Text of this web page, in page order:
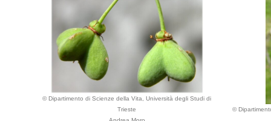
© Dipartimento di Scienze della Vita, Università degli Studi di
Trieste
©